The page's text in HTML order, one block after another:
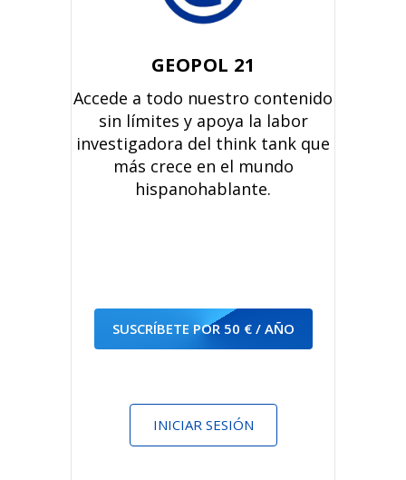
GEOPOL 21
Accede a todo nuestro contenido
sin límites y apoya la labor
investigadora del think tank que
más crece en el mundo
hispanohablante.
SUSCRÍBETE POR 50 € / AÑO
INICIAR SESIÓN